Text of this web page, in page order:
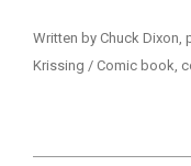
Written by Chuck Dixon,
Krissing / Comic book,